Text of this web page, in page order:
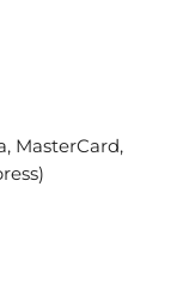
MasterCard,